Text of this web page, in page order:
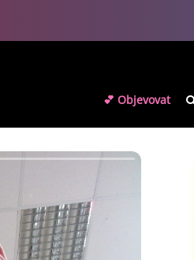
💕 Objevovat